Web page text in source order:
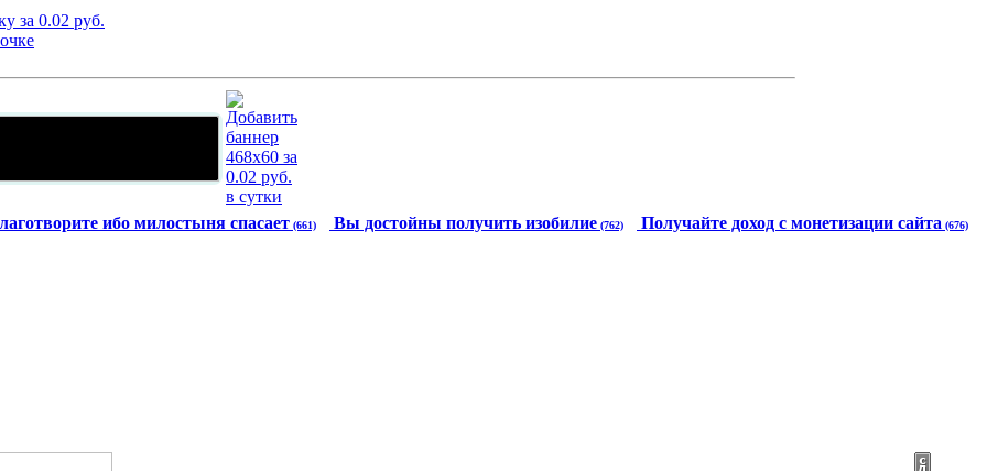
ибо милостыня спасает (661) Вы достойны получить изобилие (762) Получайте доход с монетизации сайта (676)